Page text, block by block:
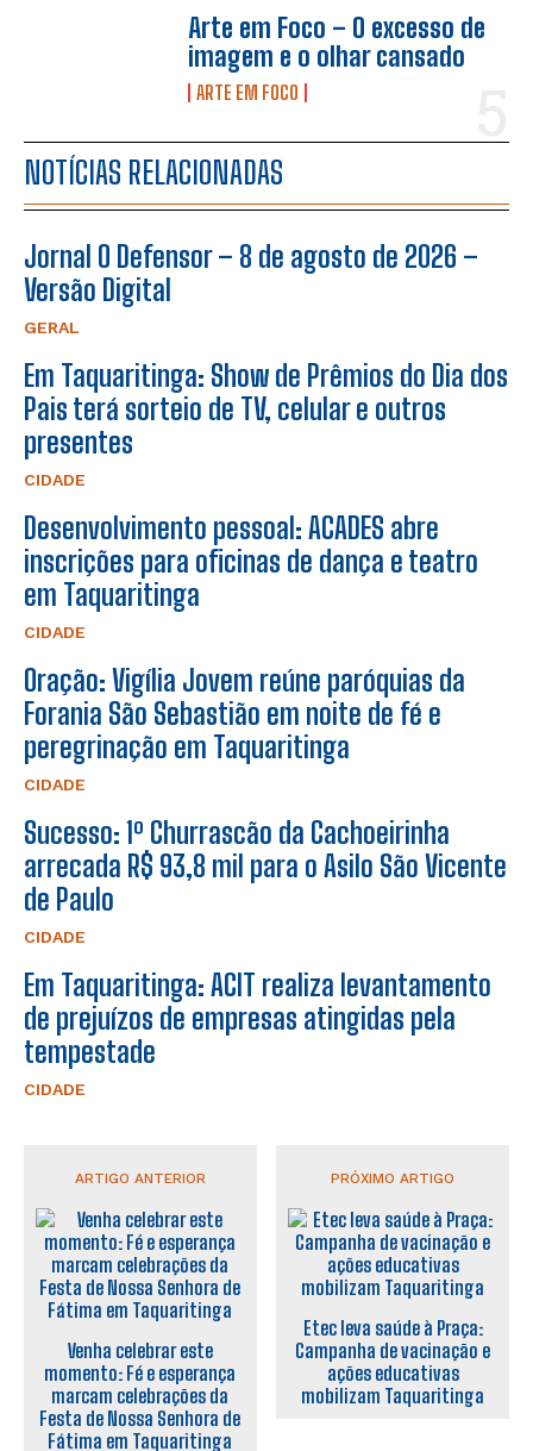
Arte em Foco – O excesso de
imagem e o olhar cansado
ARTE EM FOCO
NOTÍCIAS RELACIONADAS
Jornal O Defensor – 8 de agosto de 2026 –
Versão Digital
GERAL
Em Taquaritinga: Show de Prêmios do Dia dos
Pais terá sorteio de TV, celular e outros
presentes
CIDADE
Desenvolvimento pessoal: ACADES abre
inscrições para oficinas de dança e teatro
em Taquaritinga
CIDADE
Oração: Vigília Jovem reúne paróquias da
Forania São Sebastião em noite de fé e
peregrinação em Taquaritinga
CIDADE
Sucesso: 1º Churrascão da Cachoeirinha
arrecada R$ 93,8 mil para o Asilo São Vicente
de Paulo
CIDADE
Em Taquaritinga: ACIT realiza levantamento
de prejuízos de empresas atingidas pela
tempestade
CIDADE
ARTIGO ANTERIOR
Venha celebrar este
momento: Fé e esperança
marcam celebrações da
Festa de Nossa Senhora de
Fátima em Taquaritinga
PRÓXIMO ARTIGO
Etec leva saúde à Praça:
Campanha de vacinação e
ações educativas
mobilizam Taquaritinga